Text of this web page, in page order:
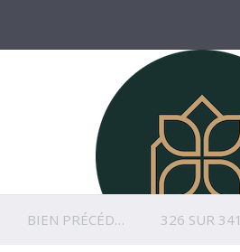
BIEN PRÉCÉDENT 326 SUR 341